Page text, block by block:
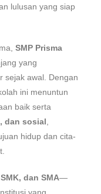
lulusan yang siap
SMP Prisma
yang
sejak awal. Dengan
ini menuntun
baik serta
dan sosial
hidup dan cita-
SMK, dan SMA—